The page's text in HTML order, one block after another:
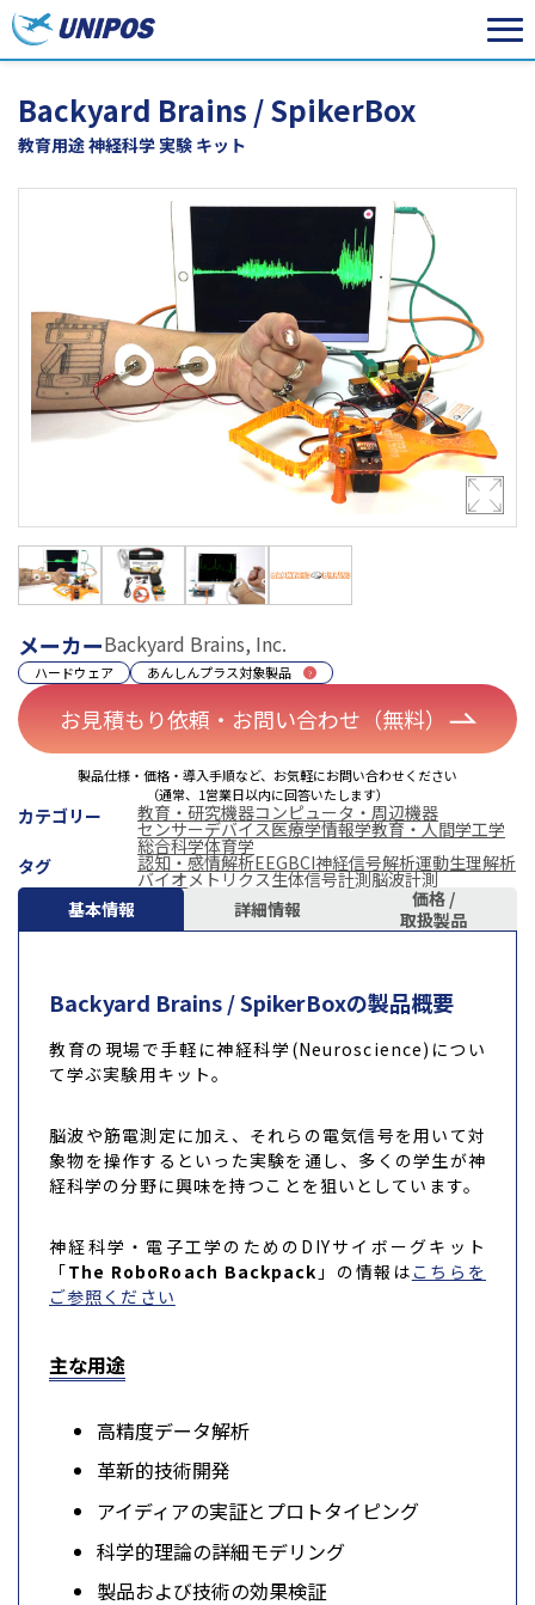
Backyard Brains / SpikerBox
教育用途 神経科学 実験 キット
メーカーBackyard Brains, Inc.
ハードウェア あんしんプラス対象製品
お見積もり依頼・お問い合わせ（無料）
製品仕様・価格・導入手順など、お気軽にお問い合わせください
（通常、1営業日以内に回答いたします）
カテゴリー 教育・研究機器コンピュータ・周辺機器
センサーデバイス医療学情報学教育・人間学工学
総合科学体育学
タグ
認知・感情解析EEGBCI神経信号解析運動生理解析
バイオメトリクス生体信号計測脳波計測
基本情報
詳細情報
価格 /
取扱製品
Backyard Brains / SpikerBoxの製品概要
教育の現場で手軽に神経科学(Neuroscience)につい
て学ぶ実験用キット。
脳波や筋電測定に加え、それらの電気信号を用いて対
象物を操作するといった実験を通し、多くの学生が神
経科学の分野に興味を持つことを狙いとしています。
神経科学・電子工学のためのDIYサイボーグキット
「The RoboRoach Backpack 」の情報は こちらを
ご参照ください
主な用途
高精度データ解析
革新的技術開発
アイディアの実証とプロトタイピング
科学的理論の詳細モデリング
製品および技術の効果検証